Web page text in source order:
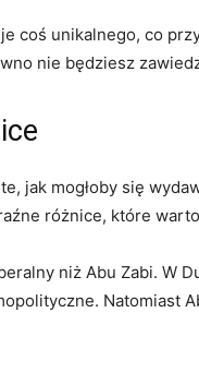
coś ‍unikalnego, co
nie będziesz
jak mogłoby się
różnice, które
niż Abu Zabi. ⁢W
Natomiast